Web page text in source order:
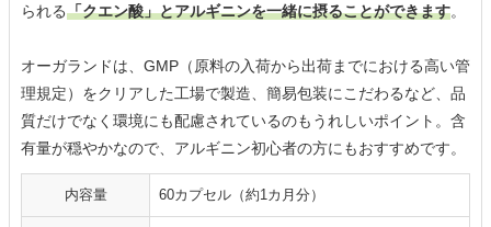
られる「クエン酸」とアルギニンを一緒に摂ることができます。
オーガランドは、GMP（原料の入荷から出荷までにおける高い管
理規定）をクリアした工場で製造、簡易包装にこだわるなど、品
質だけでなく環境にも配慮されているのもうれしいポイント。含
有量が穏やかなので、アルギニン初心者の方にもおすすめです。
内容量 60カプセル（約1カ月分）